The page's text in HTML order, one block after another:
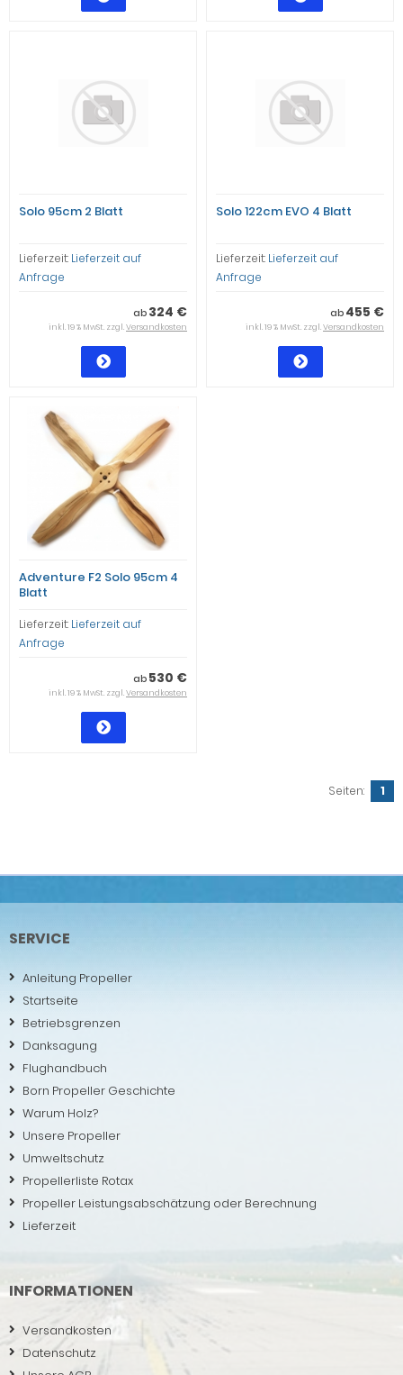
Solo 95cm 2 Blatt
Lieferzeit: Lieferzeit auf
Anfrage
ab 324 €
inkl. 19 % MwSt. zzgl.Versandkosten
Solo 122cm EVO 4 Blatt
Lieferzeit: Lieferzeit auf
Anfrage
ab 455 €
inkl. 19 % MwSt. zzgl.Versandkosten
Adventure F2 Solo 95cm 4
Blatt
Lieferzeit: Lieferzeit auf
Anfrage
ab 530 €
inkl. 19 % MwSt. zzgl.Versandkosten
Seiten: 1
SERVICE
Anleitung Propeller
Startseite
Betriebsgrenzen
Danksagung
Flughandbuch
Born Propeller Geschichte
Warum Holz?
Unsere Propeller
Umweltschutz
Propellerliste Rotax
Propeller Leistungsabschätzung oder Berechnung
Lieferzeit
INFORMATIONEN
Versandkosten
Datenschutz